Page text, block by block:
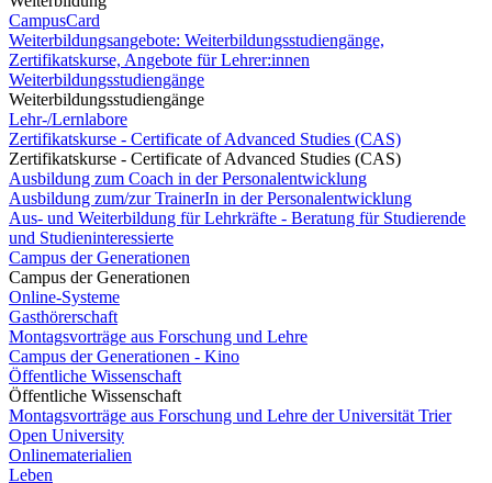
CampusCard
Weiterbildungsangebote: Weiterbildungsstudiengänge,
Zertifikatskurse, Angebote für Lehrer:innen
Weiterbildungsstudiengänge
Weiterbildungsstudiengänge
Lehr-/Lernlabore
Zertifikatskurse - Certificate of Advanced Studies (CAS)
Zertifikatskurse - Certificate of Advanced Studies (CAS)
Ausbildung zum Coach in der Personalentwicklung
Ausbildung zum/zur TrainerIn in der Personalentwicklung
Aus- und Weiterbildung für Lehrkräfte - Beratung für Studierende
und Studieninteressierte
Campus der Generationen
Campus der Generationen
Online-Systeme
Gasthörerschaft
Montagsvorträge aus Forschung und Lehre
Campus der Generationen - Kino
Öffentliche Wissenschaft
Öffentliche Wissenschaft
Montagsvorträge aus Forschung und Lehre der Universität Trier
Open University
Onlinematerialien
Leben